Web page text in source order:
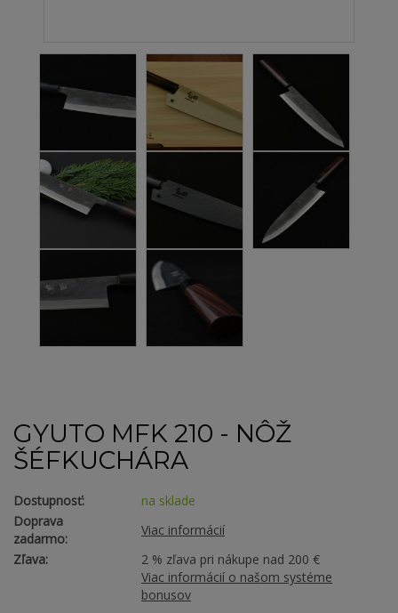
GYUTO MFK 210 - NÔŽ
ŠÉFKUCHÁRA
Dostupnosť:
na sklade
Doprava
zadarmo:
Viac informácií
Zľava:
2 % zľava pri nákupe nad 200 €
Viac informácií o našom systéme
bonusov